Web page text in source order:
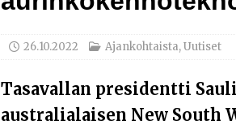
[ 29.7.2026 ] Loviisan
[ 3.8.2026 ] NK-
AJANKOHTAISTA
26.10.2022 Ajankohtaista,Uutiset
Tasavallan presidentti
australialaisen New